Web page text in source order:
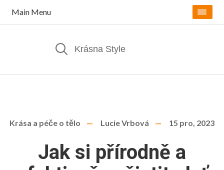
Main Menu
Krása a péče o tělo Lucie Vrbová 15 pro, 2023
Jak si přírodně a